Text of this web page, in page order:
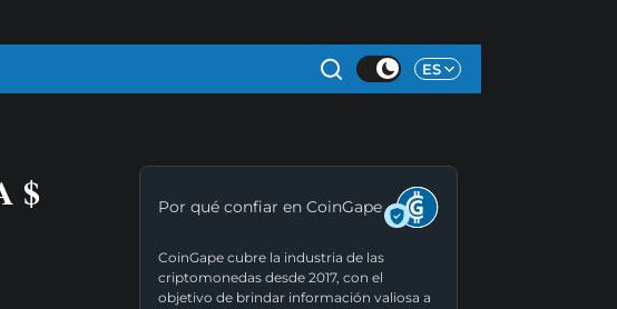
ES
$
Por qué confiar en CoinGape
CoinGape cubre la industria de las
criptomonedas desde 2017, con el
objetivo de brindar información valiosa a